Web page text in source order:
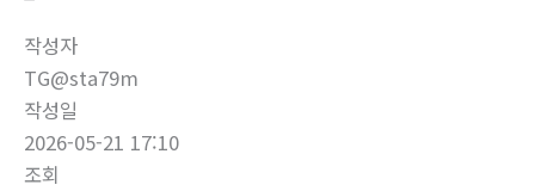
작성자
TG@sta79m
작성일
2026-05-21 17:10
조회